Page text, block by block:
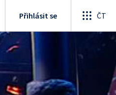
Přihlásit se ČT